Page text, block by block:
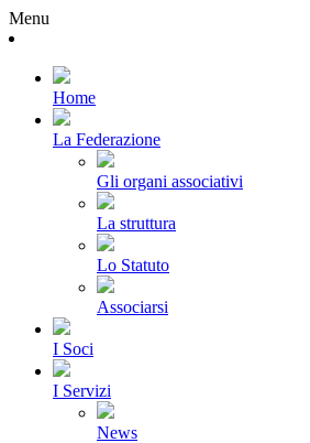
Menu
Home
La Federazione
Gli organi associativi
La struttura
Lo Statuto
Associarsi
I Soci
I Servizi
News